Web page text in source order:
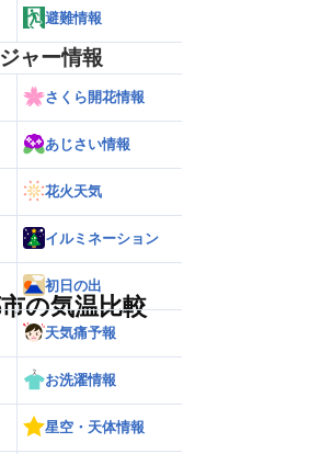
の気温比較
避難情報
ャー情報
さくら開花情報
あじさい情報
花火天気
イルミネーション
初日の出
天気痛予報
お洗濯情報
星空・天体情報